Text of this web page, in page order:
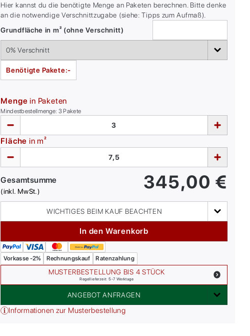
Hier kannst du die benötigte Menge an Paketen berechnen. Bitte denke
an die notwendige Verschnittzugabe (siehe: Tipps zum Aufmaß).
Grundfläche in m² (ohne Verschnitt)
Benötigte Pakete:-
Menge in Paketen
Mindestbestellmenge: 3Pakete
Fläche in m²
Gesamtsumme
(inkl. MwSt.) 345,00 €
WICHTIGES BEIM KAUF BEACHTEN
In den Warenkorb
Vorkasse -2% Rechnungskauf Ratenzahlung
MUSTERBESTELLUNG BIS 4 STÜCK
Regellieferzeit: 5-7 Werktage
ANGEBOT ANFRAGEN
Informationen zur Musterbestellung